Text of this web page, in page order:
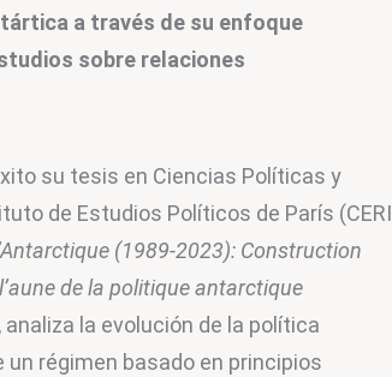
a través de su enfoque
sobre relaciones
su tesis en Ciencias Políticas y
de Estudios Políticos de París (CERI
(1989-2023): Construction
de la politique antarctique
la evolución de la política
régimen basado en principios